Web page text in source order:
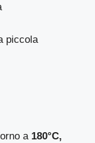
piccola
a 180°C,